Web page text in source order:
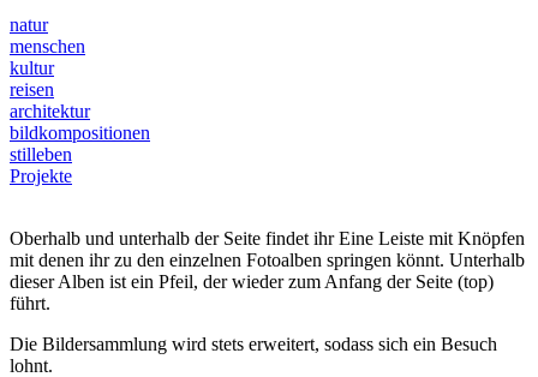
natur
menschen
kultur
reisen
architektur
bildkompositionen
stilleben
Projekte
Oberhalb und unterhalb der Seite findet ihr Eine Leiste mit Knöpfen
mit denen ihr zu den einzelnen Fotoalben springen könnt. Unterhalb
dieser Alben ist ein Pfeil, der wieder zum Anfang der Seite (top)
führt.
Die Bildersammlung wird stets erweitert, sodass sich ein Besuch
lohnt.